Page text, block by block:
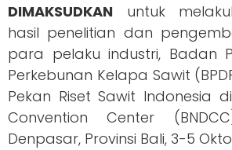
DIMAKSUDKAN untuk
hasil penelitian dan
para pelaku industri, Badan
Perkebunan Kelapa Sawit
Pekan Riset Sawit Indonesia
Convention Center
Denpasar, Provinsi Bali, 3-5